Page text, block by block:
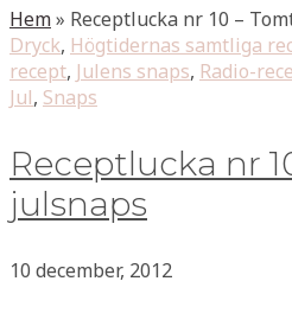
Hem» Receptlucka nr 10 –
Dryck, Högtidernas samtliga
recept, Julens snaps, Radio-
Jul, Snaps
Receptlucka nr
julsnaps
10 december, 2012